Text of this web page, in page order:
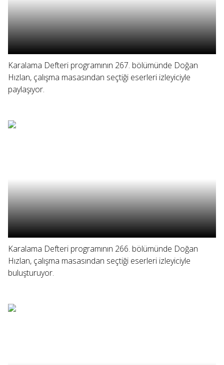
Karalama Defteri programının 267. bölümünde Doğan
Hızlan, çalışma masasından seçtiği eserleri izleyiciyle
paylaşıyor.
Karalama Defteri programının 266. bölümünde Doğan
Hızlan, çalışma masasından seçtiği eserleri izleyiciyle
buluşturuyor.